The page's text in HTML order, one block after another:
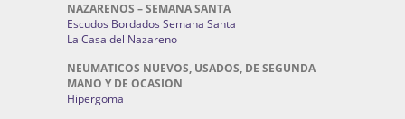
Barnizados García e Hijos
Muebles La Negrilla
Escudos Bordados Semana Santa
La Casa del Nazareno